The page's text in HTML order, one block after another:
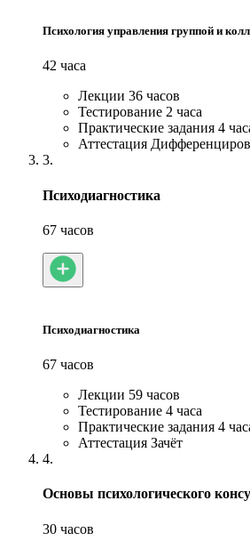
Психология управления группой и
42 часа
Лекции 36 часов
Тестирование 2 часа
Практические задания 4
Аттестация
3.
Психодиагностика
67 часов
Психодиагностика
67 часов
Лекции 59 часов
Тестирование 4 часа
Практические задания 4
Аттестация Зачёт
4.
Основы психологического
30 часов